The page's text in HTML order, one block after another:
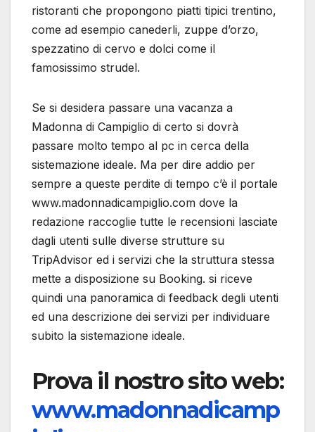
ristoranti che propongono piatti tipici trentino,
come ad esempio canederli, zuppe d’orzo,
spezzatino di cervo e dolci come il
famosissimo strudel.
Se si desidera passare una vacanza a
Madonna di Campiglio di certo si dovrà
passare molto tempo al pc in cerca della
sistemazione ideale. Ma per dire addio per
sempre a queste perdite di tempo c’è il portale
www.madonnadicampiglio.com dove la
redazione raccoglie tutte le recensioni lasciate
dagli utenti sulle diverse strutture su
TripAdvisor ed i servizi che la struttura stessa
mette a disposizione su Booking. si riceve
quindi una panoramica di feedback degli utenti
ed una descrizione dei servizi per individuare
subito la sistemazione ideale.
Prova il nostro sito web:
www.madonnadicamp